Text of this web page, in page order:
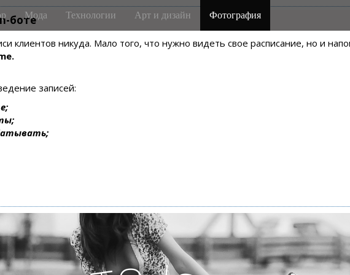
боте
клиентов никуда. Мало того, что нужно видеть свое расписание, но и
записей:
Мода Технологии Арт и дизайн Фотография